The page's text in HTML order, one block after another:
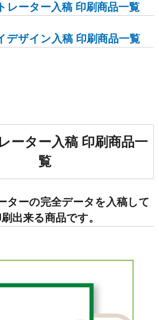
レーター入稿 印刷商品一覧
デザイン入稿 印刷商品一覧
ーター入稿 印刷商品一
覧
ターの完全データを入稿して
出来る商品です。